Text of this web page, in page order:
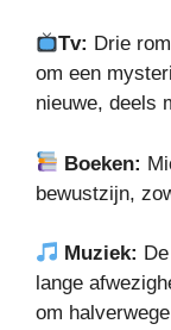
Tv: Drie
om een
nieuwe, deels
Boeken:
bewustzijn,
Muziek:
lange
om